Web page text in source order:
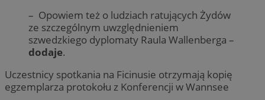
– Opowiem też o ludziach ratujących Żydów
ze szczególnym uwzględnieniem
szwedzkiego dyplomaty Raula Wallenberga –
dodaje.
Uczestnicy spotkania na Ficinusie otrzymają kopię
egzemplarza protokołu z Konferencji w Wannsee